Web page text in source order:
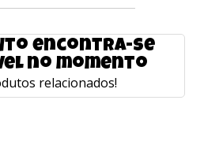
encontra-se
no momento
relacionados!